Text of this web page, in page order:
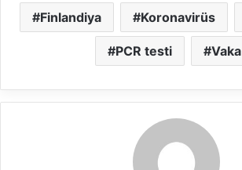
Finlandiya Koronavirüs
PCR testi Vaka